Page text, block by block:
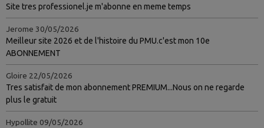
Site tres professionel.je m'abonne en meme temps
Jerome 30/05/2026
Meilleur site 2026 et de l'histoire du PMU.c'est mon 10e
ABONNEMENT
Gloire 22/05/2026
Tres satisfait de mon abonnement PREMIUM...Nous on ne regarde
plus le gratuit
Hypollite 09/05/2026